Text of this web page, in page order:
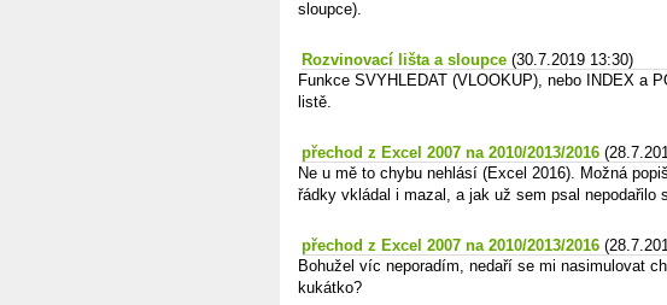
sloupce).
Rozvinovací lišta a sloupce (30.7.2019 13:30)
Funkce SVYHLEDAT (VLOOKUP), nebo INDEX a
listě.
přechod z Excel 2007 na 2010/2013/2016
Ne u mě to chybu nehlásí (Excel 2016). Možná
řádky vkládal i mazal, a jak už sem psal nepodařilo
přechod z Excel 2007 na 2010/2013/2016
Bohužel víc neporadím, nedaří se mi nasimulovat
kukátko?